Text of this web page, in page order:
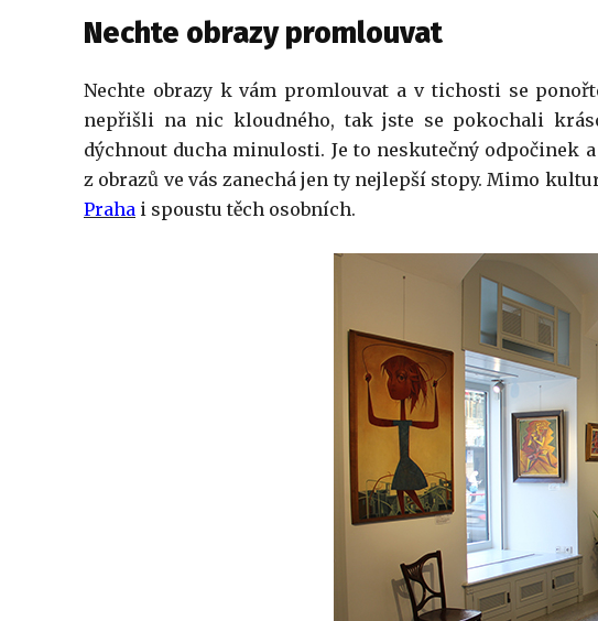
Nechte obrazy promlouvat
Nechte obrazy k vám promlouvat a v tichosti se
nepřišli na nic kloudného, tak jste se pokochali
dýchnout ducha minulosti. Je to neskutečný odpočinek
z obrazů ve vás zanechá jen ty nejlepší stopy. Mimo
Praha i spoustu těch osobních.